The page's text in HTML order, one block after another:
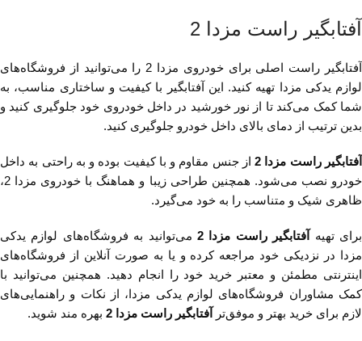
آفتابگیر راست مزدا 2
آفتابگیر راست اصلی برای خودروی مزدا 2 را می‌توانید از فروشگاه‌های
لوازم یدکی مزدا تهیه کنید. این آفتابگیر با کیفیت و ساختاری مناسب، به
شما کمک می‌کند تا از نور خورشید در داخل خودروی خود جلوگیری کنید و
بدین ترتیب از دمای بالای داخل خودرو جلوگیری کنید.
آفتابگیر راست مزدا 2
از جنس مقاوم و با کیفیت بوده و به راحتی به داخل
خودرو نصب می‌شود. همچنین طراحی زیبا و هماهنگ با خودروی مزدا 2،
ظاهری شیک و متناسب را به خود می‌گیرد.
برای تهیه آفتابگیر راست مزدا 2
می‌توانید به فروشگاه‌های لوازم یدکی
مزدا در نزدیکی خود مراجعه کرده و یا به صورت آنلاین از فروشگاه‌های
اینترنتی مطمئن و معتبر خرید خود را انجام دهید. همچنین می‌توانید با
کمک مشاوران فروشگاه‌های لوازم یدکی مزدا، از نکات و راهنمایی‌های
لازم برای خرید بهتر و موفق‌تر
آفتابگیر راست مزدا 2 بهره مند شوید.